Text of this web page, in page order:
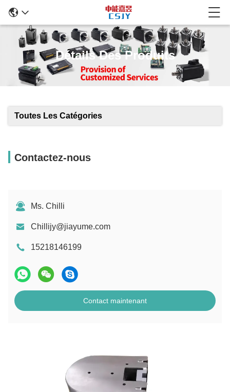
Détails Des Produits
Toutes Les Catégories
Contactez-nous
Ms. Chilli
Chillijy@jiayume.com
15218146199
Contact maintenant